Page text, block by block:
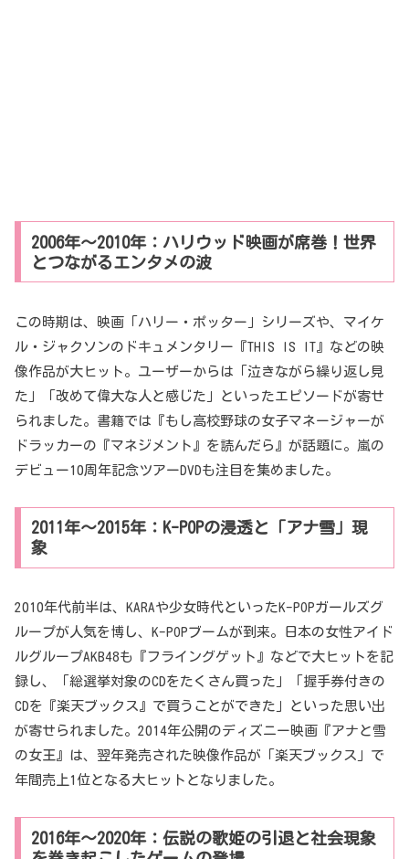
2006年～2010年：ハリウッド映画が席巻！世界
とつながるエンタメの波
この時期は、映画「ハリー・ポッター」シリーズや、マイケ
ル・ジャクソンのドキュメンタリー『THIS IS IT』などの映
像作品が大ヒット。ユーザーからは「泣きながら繰り返し見
た」「改めて偉大な人と感じた」といったエピソードが寄せ
られました。書籍では『もし高校野球の女子マネージャーが
ドラッカーの『マネジメント』を読んだら』が話題に。嵐の
デビュー10周年記念ツアーDVDも注目を集めました。
2011年～2015年：K-POPの浸透と「アナ雪」現
象
2010年代前半は、KARAや少女時代といったK-POPガールズグ
ループが人気を博し、K-POPブームが到来。日本の女性アイド
ルグループAKB48も『フライングゲット』などで大ヒットを記
録し、「総選挙対象のCDをたくさん買った」「握手券付きの
CDを『楽天ブックス』で買うことができた」といった思い出
が寄せられました。2014年公開のディズニー映画『アナと雪
の女王』は、翌年発売された映像作品が「楽天ブックス」で
年間売上1位となる大ヒットとなりました。
2016年～2020年：伝説の歌姫の引退と社会現象